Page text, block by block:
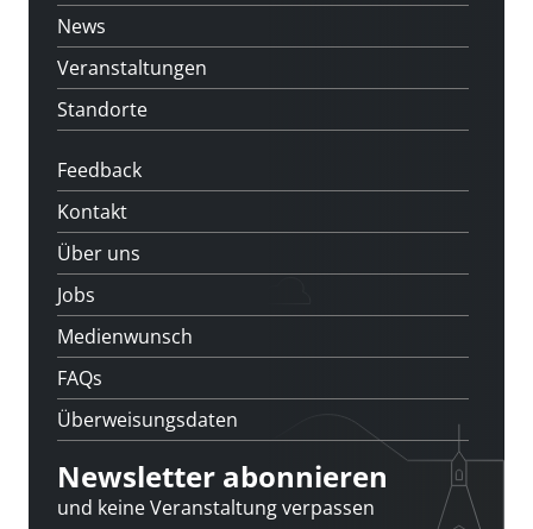
News
Veranstaltungen
Standorte
Feedback
Kontakt
Über uns
Jobs
Medienwunsch
FAQs
Überweisungsdaten
Newsletter abonnieren
und keine Veranstaltung verpassen